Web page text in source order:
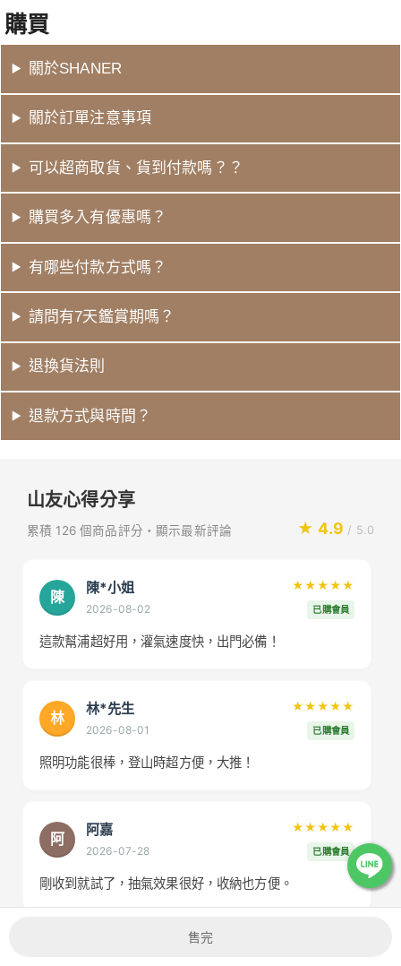
售完
購買
關於SHANER
關於訂單注意事項
可以超商取貨、貨到付款嗎？？
購買多入有優惠嗎？
有哪些付款方式嗎？
請問有7天鑑賞期嗎？
退換貨法則
退款方式與時間？
山友心得分享
累積 126 個商品評分・顯示最新評論 ★ 4.9 / 5.0
陳
陳*小姐
2026-08-02
★★★★★
已購會員
這款幫浦超好用，灌氣速度快，出門必備！
林
林*先生
2026-08-01
★★★★★
已購會員
照明功能很棒，登山時超方便，大推！
阿
阿嘉
2026-07-28
★★★★★
已購會員
剛收到就試了，抽氣效果很好，收納也方便。